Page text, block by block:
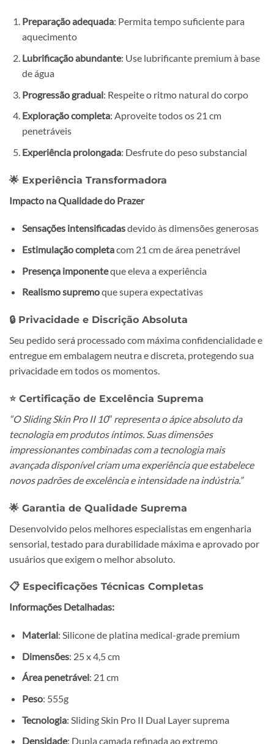
Preparação adequada: Permita tempo suficiente para
aquecimento
Lubrificação abundante: Use lubrificante premium à base
de água
Progressão gradual: Respeite o ritmo natural do corpo
Exploração completa: Aproveite todos os 21 cm
penetráveis
Experiência prolongada: Desfrute do peso substancial
🌟 Experiência Transformadora
Impacto na Qualidade do Prazer
Sensações intensificadasdevido às dimensões generosas
Estimulação completacom 21 cm de área penetrável
Presença imponenteque eleva a experiência
Realismo supremoque supera expectativas
🔒 Privacidade e Discrição Absoluta
Seu pedido será processado com máxima confidencialidade e
entregue em embalagem neutra e discreta, protegendo sua
privacidade em todos os momentos.
⭐ Certificação de Excelência Suprema
“O Sliding Skin Pro II 10″ representa o ápice absoluto da
tecnologia em produtos íntimos. Suas dimensões
impressionantes combinadas com a tecnologia mais
avançada disponível criam uma experiência que estabelece
novos padrões de excelência e intensidade na indústria.”
🌟 Garantia de Qualidade Suprema
Desenvolvido pelos melhores especialistas em engenharia
sensorial, testado para durabilidade máxima e aprovado por
usuários que exigem o melhor absoluto.
📋 Especificações Técnicas Completas
Informações Detalhadas:
Material: Silicone de platina medical-grade premium
Dimensões: 25 x 4,5 cm
Área penetrável: 21 cm
Peso: 555g
Tecnologia: Sliding Skin Pro II Dual Layer suprema
Densidade: Dupla camada refinada ao extremo